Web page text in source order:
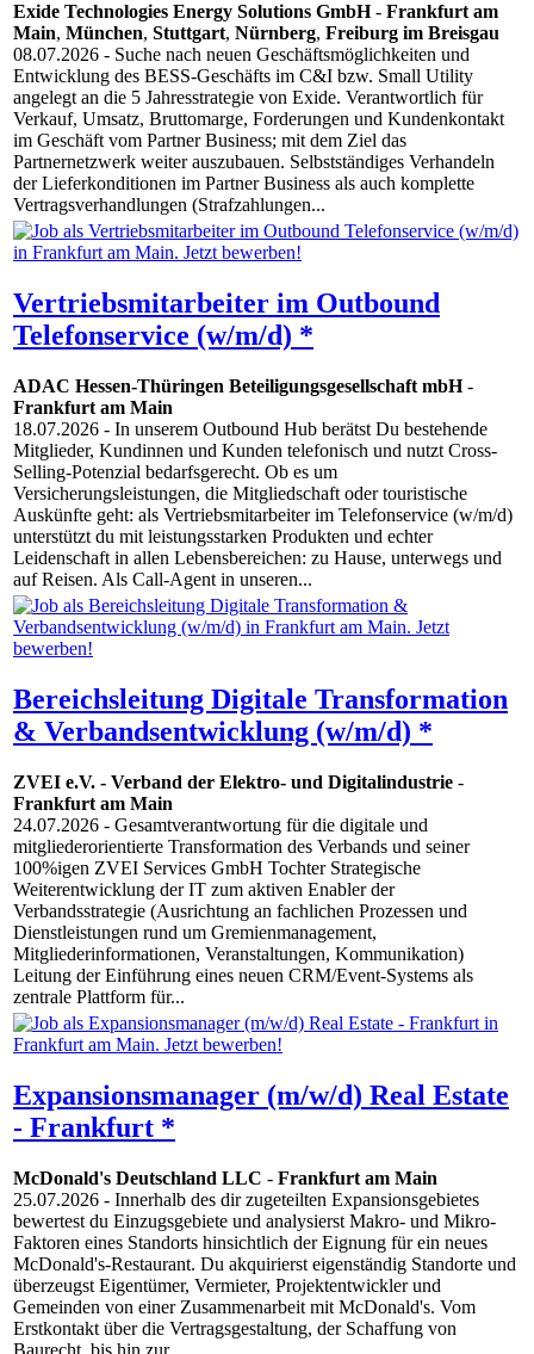
Exide Technologies Energy Solutions GmbH- Frankfurt am
Main, München, Stuttgart, Nürnberg, Freiburg im Breisgau
08.07.2026 - Suche nach neuen Geschäftsmöglichkeiten und
Entwicklung des BESS-Geschäfts im C&I bzw. Small Utility
angelegt an die 5 Jahresstrategie von Exide. Verantwortlich für
Verkauf, Umsatz, Bruttomarge, Forderungen und Kundenkontakt
im Geschäft vom Partner Business; mit dem Ziel das
Partnernetzwerk weiter auszubauen. Selbstständiges Verhandeln
der Lieferkonditionen im Partner Business als auch komplette
Vertragsverhandlungen (Strafzahlungen...
Vertriebsmitarbeiter im Outbound
Telefonservice (w/m/d) *
ADAC Hessen-Thüringen Beteiligungsgesellschaft mbH-
Frankfurt am Main
18.07.2026 - In unserem Outbound Hub berätst Du bestehende
Mitglieder, Kundinnen und Kunden telefonisch und nutzt Cross-
Selling-Potenzial bedarfsgerecht. Ob es um
Versicherungsleistungen, die Mitgliedschaft oder touristische
Auskünfte geht: als Vertriebsmitarbeiter im Telefonservice (w/m/d)
unterstützt du mit leistungsstarken Produkten und echter
Leidenschaft in allen Lebensbereichen: zu Hause, unterwegs und
auf Reisen. Als Call-Agent in unseren...
Bereichsleitung Digitale Transformation
& Verbandsentwicklung (w/m/d) *
ZVEI e.V. - Verband der Elektro- und Digitalindustrie -
Frankfurt am Main
24.07.2026 - Gesamtverantwortung für die digitale und
mitgliederorientierte Transformation des Verbands und seiner
100%igen ZVEI Services GmbH Tochter Strategische
Weiterentwicklung der IT zum aktiven Enabler der
Verbandsstrategie (Ausrichtung an fachlichen Prozessen und
Dienstleistungen rund um Gremienmanagement,
Mitgliederinformationen, Veranstaltungen, Kommunikation)
Leitung der Einführung eines neuen CRM/Event-Systems als
zentrale Plattform für...
Expansionsmanager (m/w/d) Real Estate
- Frankfurt *
McDonald's Deutschland LLC - Frankfurt am Main
25.07.2026 - Innerhalb des dir zugeteilten Expansionsgebietes
bewertest du Einzugsgebiete und analysierst Makro- und Mikro-
Faktoren eines Standorts hinsichtlich der Eignung für ein neues
McDonald's-Restaurant. Du akquirierst eigenständig Standorte und
überzeugst Eigentümer, Vermieter, Projektentwickler und
Gemeinden von einer Zusammenarbeit mit McDonald's. Vom
Erstkontakt über die Vertragsgestaltung, der Schaffung von